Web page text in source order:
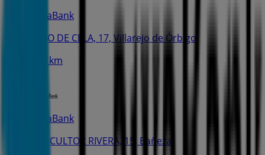
CaixaBank
C. PIO DE CELA, 17, Villarejo de Órbigo
13.9 km
CaixaBank
C. ESCULTOR RIVERA, 15, Bañeza